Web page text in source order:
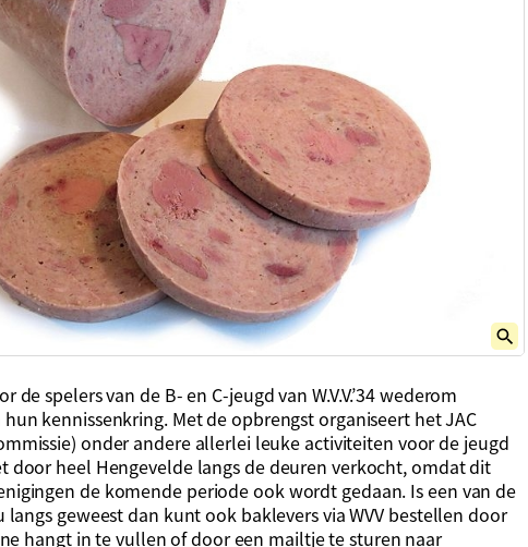
de spelers van de B- en C-jeugd van W.V.V.’34 wederom
kennissenkring. Met de opbrengst organiseert het JAC
onder andere allerlei leuke activiteiten voor de jeugd
door heel Hengevelde langs de deuren verkocht, omdat dit
de komende periode ook wordt gedaan. Is een van de
langs geweest dan kunt ook baklevers via WVV bestellen door
hangt in te vullen of door een mailtje te sturen naar